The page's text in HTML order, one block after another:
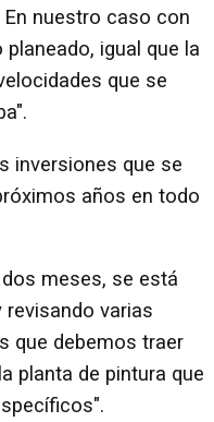
nuestro caso con
igual que la
que se
inversiones que se
años en todo
meses, se está
varias
que debemos traer
planta de pintura que